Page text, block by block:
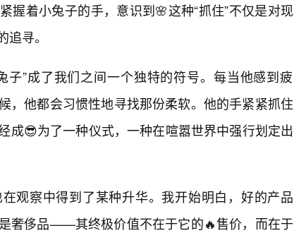
握着小兔子的手，意识到🌸这种“抓住”不仅是对现
寻。
”成了我们之间一个独特的符号。每当他感到疲
，他都会习惯性地寻找那份柔软。他的手紧紧抓住
成😎为了一种仪式，一种在喧嚣世界中强行划定出
观察中得到了某种升华。我开始明白，好的产品
奢侈品——其终极价值不在于它的🔥售价，而在于